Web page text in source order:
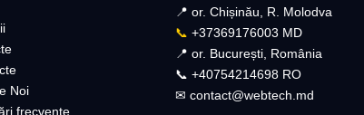
Noi
frecvente
📍 or. Chișinău, R. Molodva
📞+37369176003 MD
📍 or. București, România
📞 +40754214698 RO​
✉︎contact@webtech.md​